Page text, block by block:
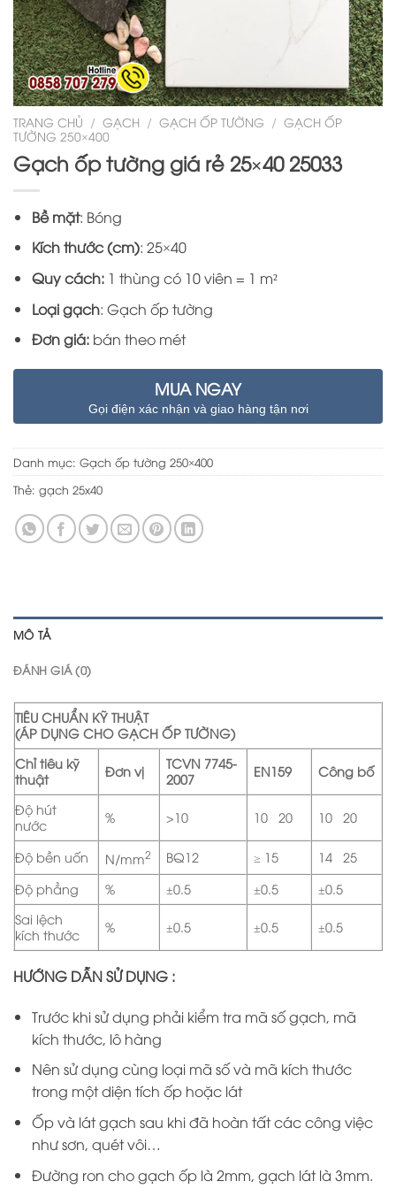
TRANG CHỦ / GẠCH / GẠCH ỐP TƯỜNG / GẠCH ỐP
TƯỜNG 250×400
Gạch ốp tường giá rẻ 25×40 25033
Bề mặt: Bóng
Kích thước (cm): 25×40
Quy cách:1 thùng có 10 viên = 1 m²
Loại gạch: Gạch ốp tường
Đơn giá:bán theo mét
MUA NGAY
Gọi điện xác nhận và giao hàng tận nơi
Danh mục: Gạch ốp tường 250×400
Thẻ: gạch 25x40
MÔ TẢ
ĐÁNH GIÁ (0)
TIÊU CHUẨN KỸ THUẬT
(ÁP DỤNG CHO GẠCH ỐP TƯỜNG)
Chỉ tiêu kỹ
thuật
Đơn vị
TCVN 7745-
2007
EN159 Công bố
Độ hút
nước
% >10 10÷20 10÷20
Độ bền uốn N/mm2 BQ12 ≥ 15
14÷25
Độ phẳng
% ±0.5 ±0.5
±0.5
Sai lệch
kích thước
% ±0.5 ±0.5 ±0.5
HƯỚNG DẪN SỬ DỤNG :
Trước khi sử dụng phải kiểm tra mã số gạch, mã
kích thước, lô hàng
Nên sử dụng cùng loại mã số và mã kích thước
trong một diện tích ốp hoặc lát
Ốp và lát gạch sau khi đã hoàn tất các công việc
như sơn, quét vôi…
Đường ron cho gạch ốp là 2mm, gạch lát là 3mm.